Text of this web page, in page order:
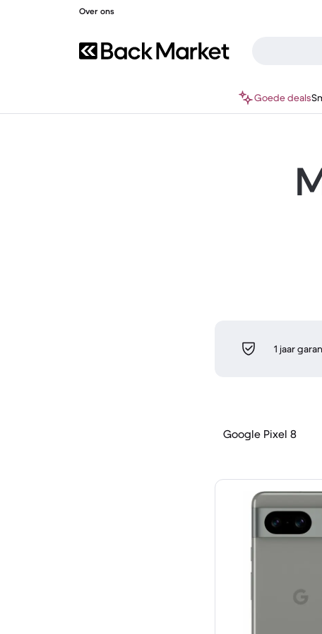
Over ons
Goede deals
1 jaar
Google Pixel 8